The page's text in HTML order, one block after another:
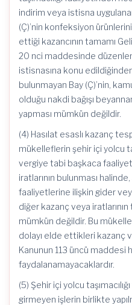
indirim veya istisna
(Ç)’nin konfeksiyon
ettiği kazancının tamamı
20 nci maddesinde
istisnasına konu
bulunmayan Bay (Ç)’nin,
olduğu nakdi bağışı
yapması mümkün değildir.
(4) Hasılat esaslı kazanç
mükelleflerin şehir içi yolcu
vergiye tabi başkaca
iratlarının bulunması halinde,
faaliyetlerine ilişkin gider
diğer kazanç veya
mümkün değildir. Bu
dolayı elde ettikleri kazanç
Kanunun 113 üncü maddesi
faydalanamayacaklardır.
(5) Şehir içi yolcu
girmeyen işlerin birlikte